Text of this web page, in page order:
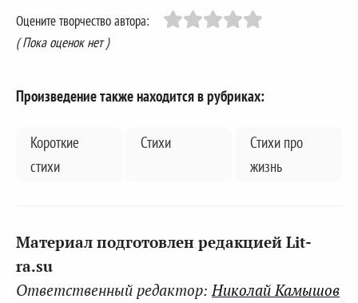
Оцените творчество автора:
( Пока оценок нет )
Произведение также находится в рубриках:
Короткие
стихи
Стихи
Стихи про
жизнь
Материал подготовлен редакцией Lit-
ra.su
Ответственный редактор:Николай Камышов